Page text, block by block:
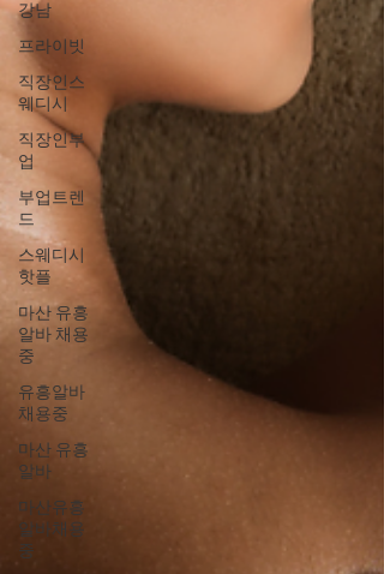
강남
프라이빗
직장인스
웨디시
직장인부
업
부업트렌
드
스웨디시
핫플
마산 유흥
알바 채용
중
유흥알바
채용중
마산 유흥
알바
마산유흥
알바채용
중